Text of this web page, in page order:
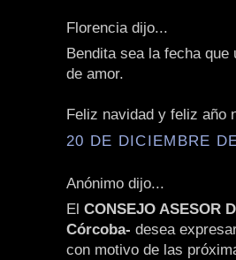
Florencia dijo...
Bendita sea la fecha
de amor.
Feliz navidad y feliz año
20 DE DICIEMBRE
Anónimo dijo...
El CONSEJO ASESOR
Córcoba- desea
con motivo de las